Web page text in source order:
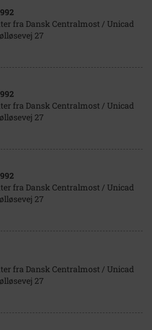
fra Dansk Centralmost / Unicad
27
fra Dansk Centralmost / Unicad
27
fra Dansk Centralmost / Unicad
27
fra Dansk Centralmost / Unicad
27